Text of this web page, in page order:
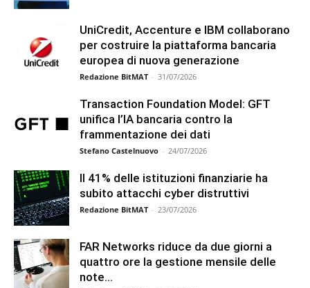
UniCredit, Accenture e IBM collaborano
per costruire la piattaforma bancaria
europea di nuova generazione
Redazione BitMAT - 31/07/2026
Transaction Foundation Model: GFT
unifica l’IA bancaria contro la
frammentazione dei dati
Stefano Castelnuovo - 24/07/2026
Il 41% delle istituzioni finanziarie ha
subito attacchi cyber distruttivi
Redazione BitMAT - 23/07/2026
FAR Networks riduce da due giorni a
quattro ore la gestione mensile delle
note...